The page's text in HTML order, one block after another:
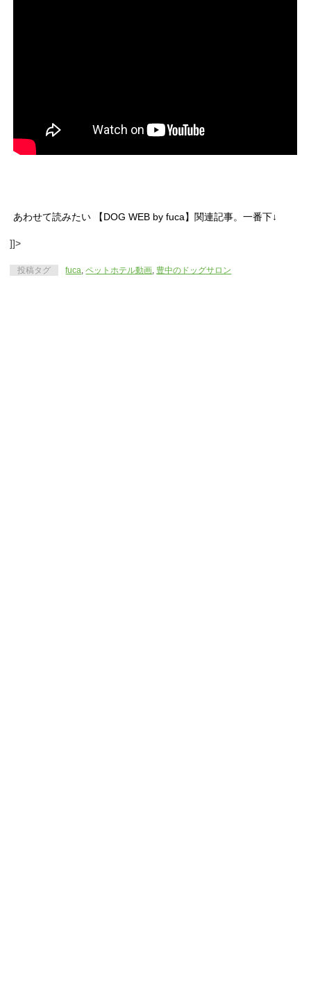
あわせて読みたい 【DOG WEB by fuca】関連記事。一番下↓
]]>
投稿タグ fuca,ペットホテル動画, 豊中のドッグサロン